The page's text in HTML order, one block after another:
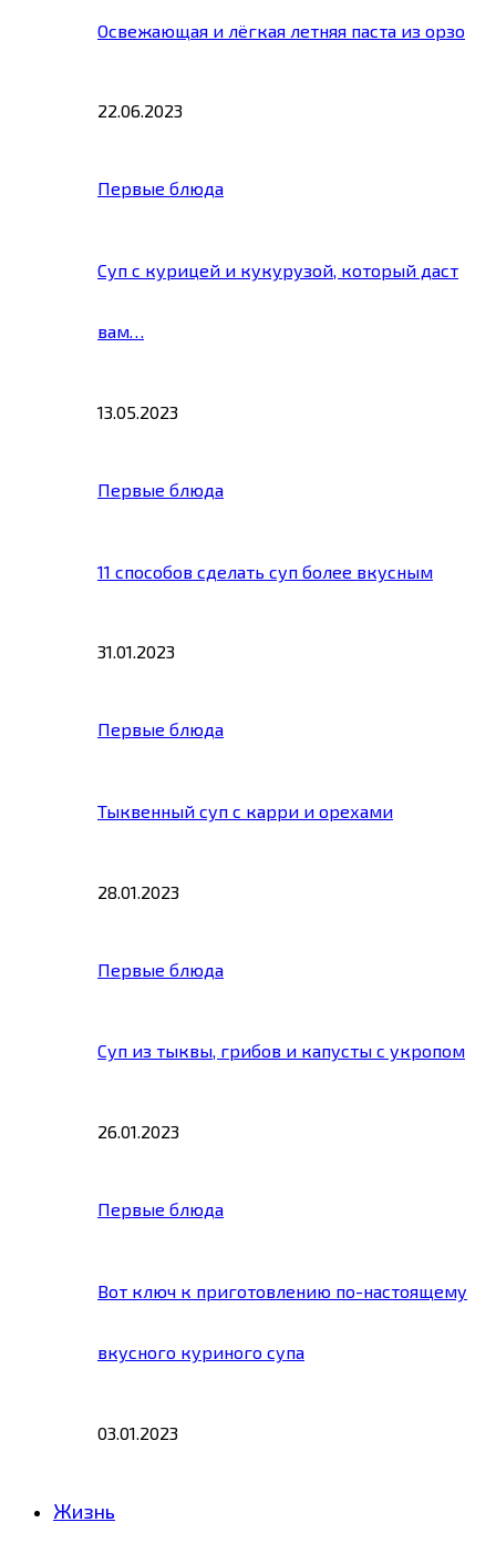
Освежающая и лёгкая летняя паста из орзо
22.06.2023
Первые блюда
Суп с курицей и кукурузой, который даст
вам…
13.05.2023
Первые блюда
11 способов сделать суп более вкусным
31.01.2023
Первые блюда
Тыквенный суп с карри и орехами
28.01.2023
Первые блюда
Суп из тыквы, грибов и капусты с укропом
26.01.2023
Первые блюда
Вот ключ к приготовлению по-настоящему
вкусного куриного супа
03.01.2023
Жизнь